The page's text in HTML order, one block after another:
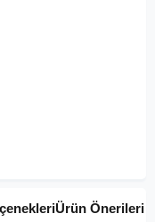
Ürün Önerileri